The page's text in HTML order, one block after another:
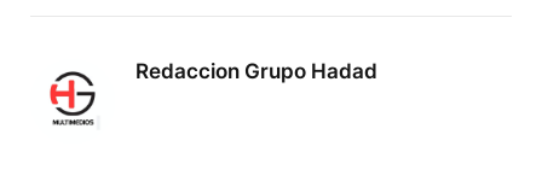
Redaccion Grupo Hadad